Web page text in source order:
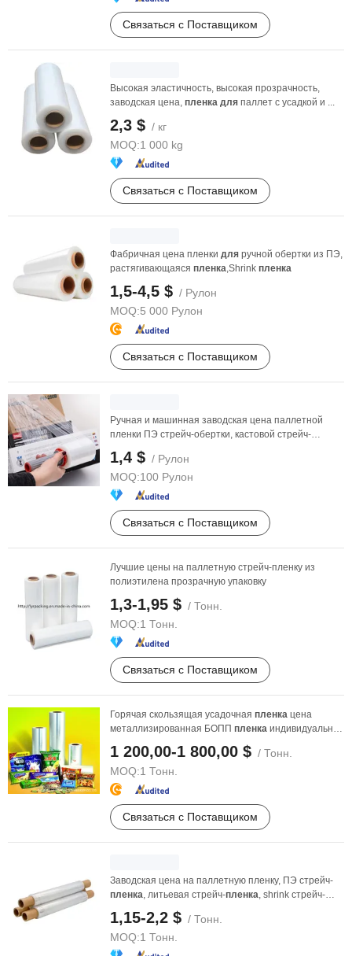
Связаться с Поставщиком
Высокая эластичность, высокая прозрачность,
заводская цена, пленка для паллет с усадкой и ...
2,3 $ / кг
MOQ:1 000 kg
Связаться с Поставщиком
Фабричная цена пленки для ручной обертки из ПЭ,
растягивающаяся пленка,Shrink пленка
1,5-4,5 $ / Рулон
MOQ:5 000 Рулон
Связаться с Поставщиком
Ручная и машинная заводская цена паллетной
пленки ПЭ стрейч-обертки, кастовой стрейч-
пленки,Shrink ...
1,4 $ / Рулон
MOQ:100 Рулон
Связаться с Поставщиком
Лучшие цены на паллетную стрейч-пленку из
полиэтилена прозрачную упаковку
1,3-1,95 $ / Тонн.
MOQ:1 Тонн.
Связаться с Поставщиком
Горячая скользящая усадочная пленка цена
металлизированная БОПП пленка индивидуальная
1 200,00-1 800,00 $ / Тонн.
MOQ:1 Тонн.
Связаться с Поставщиком
Заводская цена на паллетную пленку, ПЭ стрейч-
пленка, литьевая стрейч-пленка, shrink стрейч-
1,15-2,2 $ / Тонн.
MOQ:1 Тонн.